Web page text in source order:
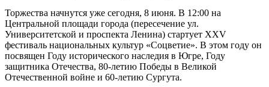
Торжества начнутся уже сегодня, 8 июня. В 12:00 на
Центральной площади города (пересечение ул.
Университетской и проспекта Ленина) стартует XXV
фестиваль национальных культур «Соцветие». В этом году он
посвящен Году исторического наследия в Югре, Году
защитника Отечества, 80-летию Победы в Великой
Отечественной войне и 60-летию Сургута.